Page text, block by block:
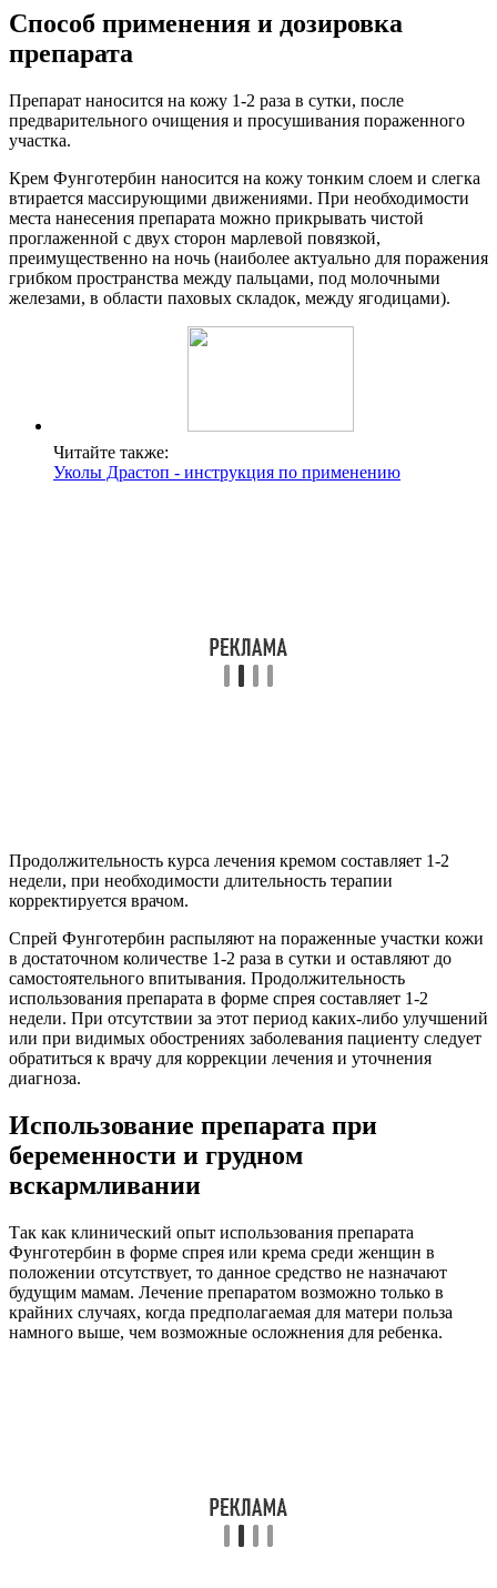
Способ применения и дозировка
препарата
Препарат наносится на кожу 1-2 раза в сутки, после
предварительного очищения и просушивания пораженного
участка.
Крем Фунготербин наносится на кожу тонким слоем и слегка
втирается массирующими движениями. При необходимости
места нанесения препарата можно прикрывать чистой
проглаженной с двух сторон марлевой повязкой,
преимущественно на ночь (наиболее актуально для поражения
грибком пространства между пальцами, под молочными
железами, в области паховых складок, между ягодицами).
Читайте также:
Уколы Драстоп - инструкция по применению
Продолжительность курса лечения кремом составляет 1-2
недели, при необходимости длительность терапии
корректируется врачом.
Спрей Фунготербин распыляют на пораженные участки кожи
в достаточном количестве 1-2 раза в сутки и оставляют до
самостоятельного впитывания. Продолжительность
использования препарата в форме спрея составляет 1-2
недели. При отсутствии за этот период каких-либо улучшений
или при видимых обострениях заболевания пациенту следует
обратиться к врачу для коррекции лечения и уточнения
диагноза.
Использование препарата при
беременности и грудном
вскармливании
Так как клинический опыт использования препарата
Фунготербин в форме спрея или крема среди женщин в
положении отсутствует, то данное средство не назначают
будущим мамам. Лечение препаратом возможно только в
крайних случаях, когда предполагаемая для матери польза
намного выше, чем возможные осложнения для ребенка.